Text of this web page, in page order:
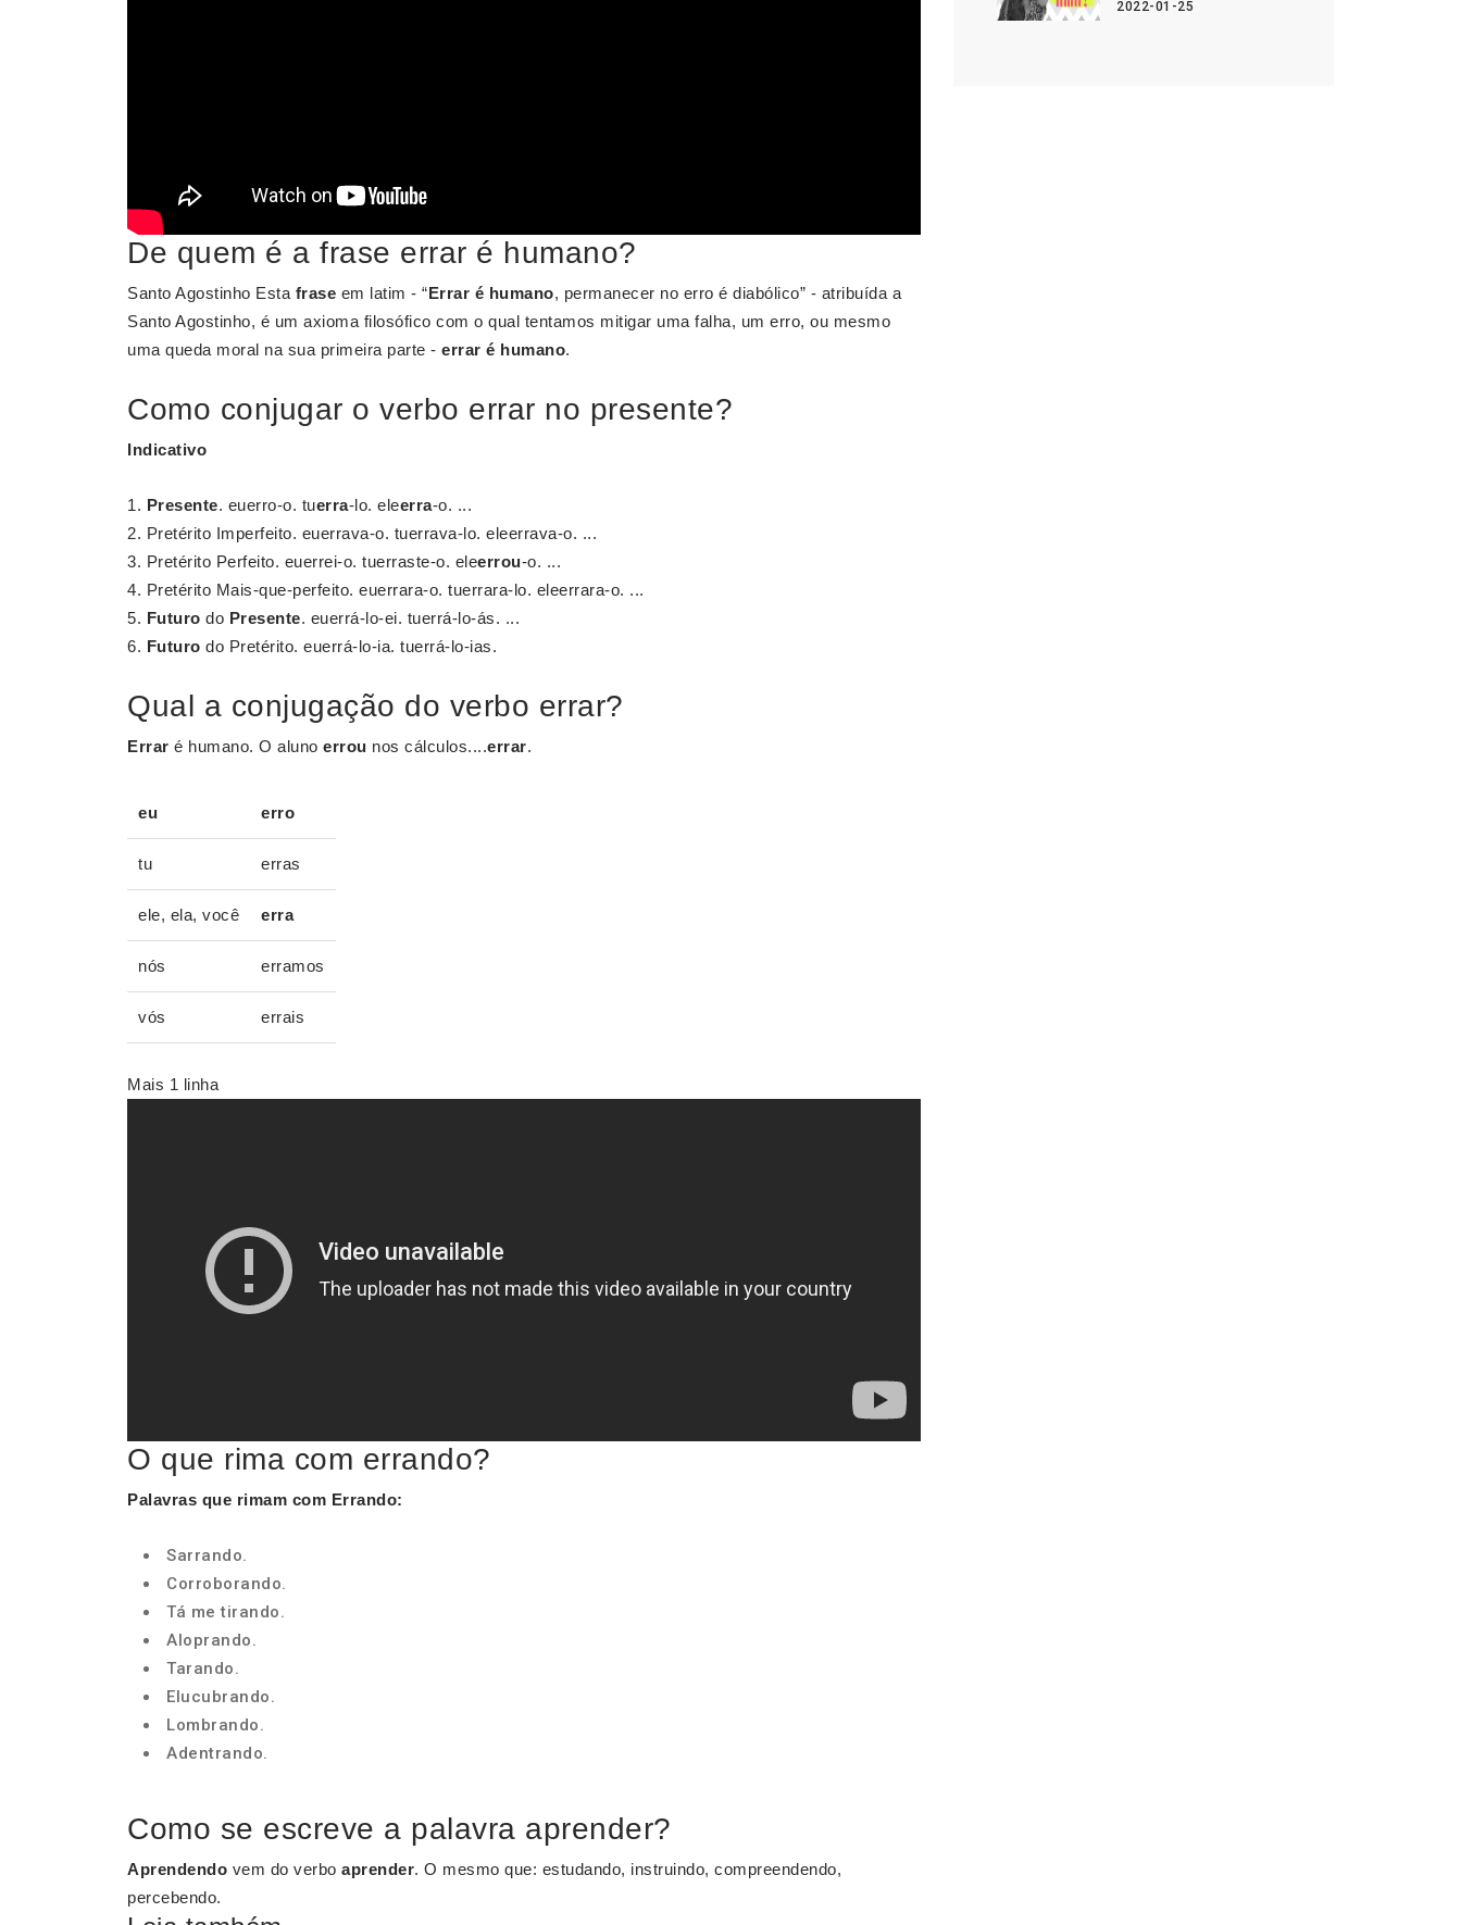
De quem é a frase errar é humano?
Santo Agostinho Esta frase em latim - “Errar é humano, permanecer no erro é diabólico” - atribuída a
Santo Agostinho, é um axioma filosófico com o qual tentamos mitigar uma falha, um erro, ou mesmo
uma queda moral na sua primeira parte - errar é humano.
Como conjugar o verbo errar no presente?
Indicativo
Presente. euerro-o. tuerra-lo. eleerra-o. ...
Pretérito Imperfeito. euerrava-o. tuerrava-lo. eleerrava-o. ...
Pretérito Perfeito. euerrei-o. tuerraste-o. eleerrou-o. ...
Pretérito Mais-que-perfeito. euerrara-o. tuerrara-lo. eleerrara-o. ...
Futuro do Presente. euerrá-lo-ei. tuerrá-lo-ás. ...
Futuro do Pretérito. euerrá-lo-ia. tuerrá-lo-ias.
Qual a conjugação do verbo errar?
Errar é humano. O aluno errou nos cálculos....errar.
eu erro
tu erras
ele, ela, você erra
nós erramos
vós errais
Mais 1 linha
O que rima com errando?
Palavras que rimam com Errando:
Sarrando.
Corroborando.
Tá me tirando.
Aloprando.
Tarando.
Elucubrando.
Lombrando.
Adentrando.
Como se escreve a palavra aprender?
Aprendendo vem do verbo aprender. O mesmo que: estudando, instruindo, compreendendo,
percebendo.
2022-01-25